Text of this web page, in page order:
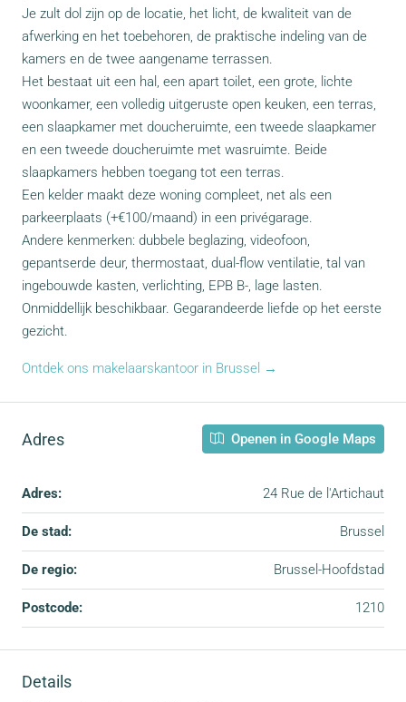
Je zult dol zijn op de locatie, het licht, de kwaliteit van de
afwerking en het toebehoren, de praktische indeling van de
kamers en de twee aangename terrassen.
Het bestaat uit een hal, een apart toilet, een grote, lichte
woonkamer, een volledig uitgeruste open keuken, een terras,
een slaapkamer met doucheruimte, een tweede slaapkamer
en een tweede doucheruimte met wasruimte. Beide
slaapkamers hebben toegang tot een terras.
Een kelder maakt deze woning compleet, net als een
parkeerplaats (+€100/maand) in een privégarage.
Andere kenmerken: dubbele beglazing, videofoon,
gepantserde deur, thermostaat, dual-flow ventilatie, tal van
ingebouwde kasten, verlichting, EPB B-, lage lasten.
Onmiddellijk beschikbaar. Gegarandeerde liefde op het eerste
gezicht.
Ontdek ons makelaarskantoor in Brussel →
Adres Openen in Google Maps
Adres: 24 Rue de l'Artichaut
De stad: Brussel
De regio: Brussel-Hoofdstad
Postcode: 1210
Details